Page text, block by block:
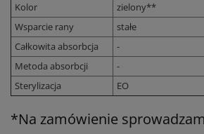
Kolor
zielony**
Wsparcie rany
stałe
Całkowita absorbcja
-
Metoda absorbcji
-
Sterylizacja
EO
*Na zamówienie